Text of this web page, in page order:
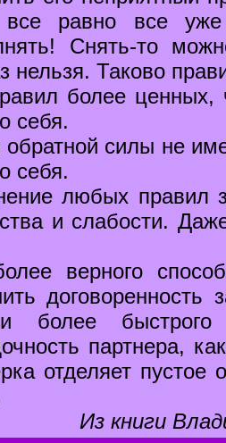
равно все
Снять-то
нельзя. Таково
более
себя.
обратной силы не
себя.
любых правил
и слабости.
верного
более быстрого
партнера,
отделяет пустое
Из книги